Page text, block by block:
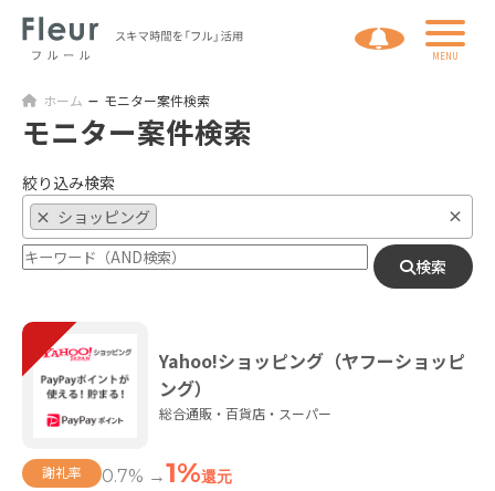
ホーム モニター案件検索
モニター案件検索
絞り込み検索
×
× ショッピング
検索
Yahoo!ショッピング（ヤフーショッピ
ング）
総合通販・百貨店・スーパー
謝礼率 0.7% →1%還元